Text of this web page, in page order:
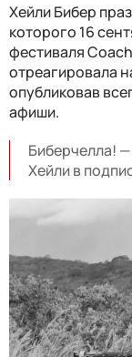
Хейли Бибер
которого 16
фестиваля
отреагировала
опубликовав
афиши.
Биберчелла!
Хейли в